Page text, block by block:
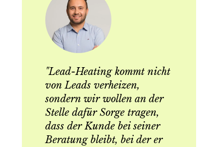
"Lead-Heating kommt nicht
von Leads verheizen,
sondern wir wollen an der
Stelle dafür Sorge tragen,
dass der Kunde bei seiner
Beratung bleibt, bei der er